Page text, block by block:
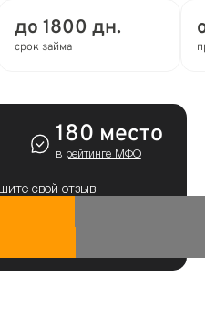
до 1800 дн.
срок займа
180 место
в рейтинге МФО
свой отзыв